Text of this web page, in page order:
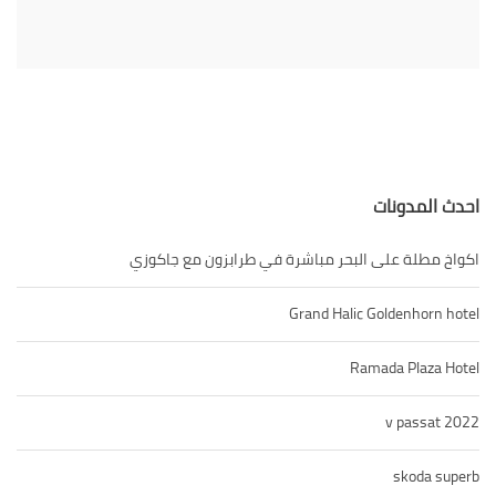
على البحر مباشرة في طرابزون مع جاكوزي
Grand Halic
Ramada
v